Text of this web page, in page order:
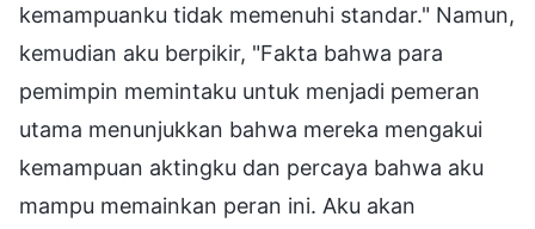
kemampuanku tidak memenuhi standar." Namun,
kemudian aku berpikir, "Fakta bahwa para
pemimpin memintaku untuk menjadi pemeran
utama menunjukkan bahwa mereka mengakui
kemampuan aktingku dan percaya bahwa aku
mampu memainkan peran ini. Aku akan